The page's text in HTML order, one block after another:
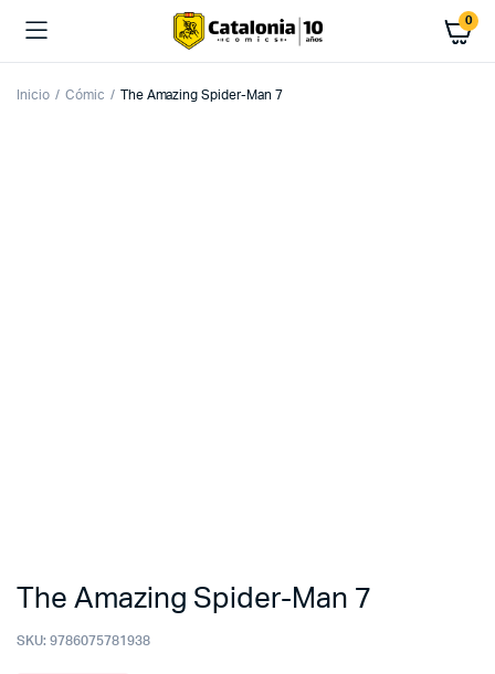
0
Inicio Cómic The Amazing Spider-Man 7
The Amazing Spider-Man 7
SKU: 9786075781938